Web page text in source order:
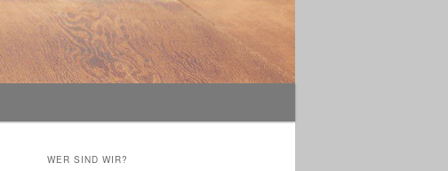
WER SIND WIR?